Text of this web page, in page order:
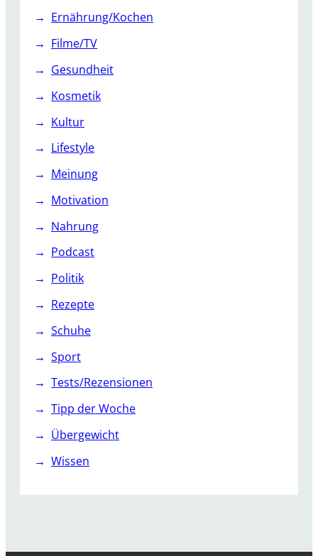
J
i
1
Ernährung/Kochen
Filme/TV
Gesundheit
Kosmetik
Kultur
Lifestyle
Meinung
Motivation
Nahrung
Podcast
Politik
Rezepte
Schuhe
Sport
Tests/Rezensionen
Tipp der Woche
Übergewicht
Wissen